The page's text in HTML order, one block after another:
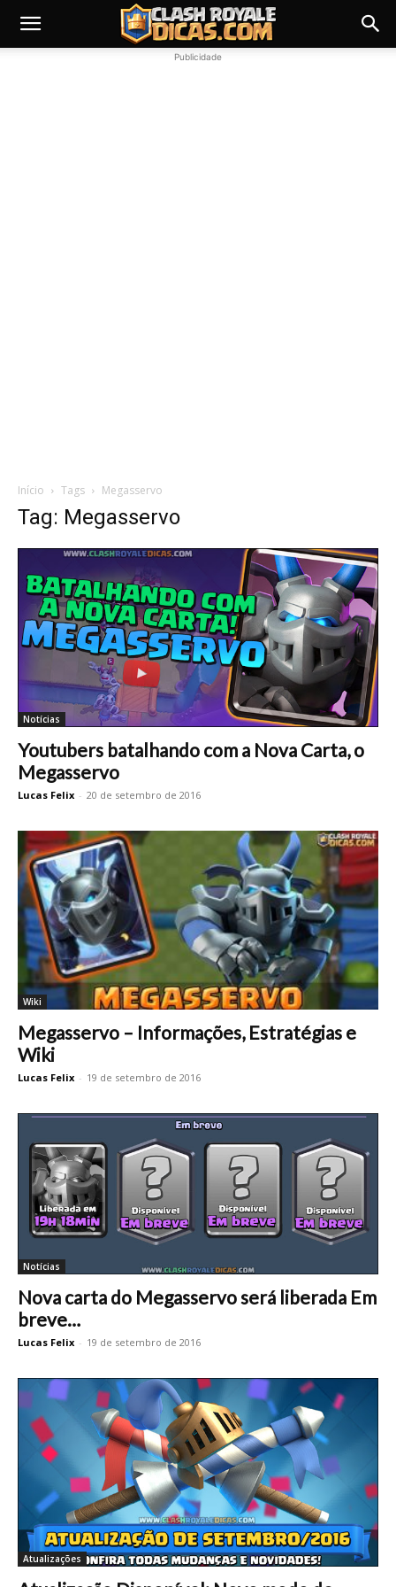
Publicidade
Início Tags Megasservo
Tag: Megasservo
Notícias
Youtubers batalhando com a Nova Carta, o
Megasservo
Lucas Felix - 20 de setembro de 2016
Wiki
Megasservo – Informações, Estratégias e
Wiki
Lucas Felix - 19 de setembro de 2016
Notícias
Nova carta do Megasservo será liberada Em
breve…
Lucas Felix - 19 de setembro de 2016
Atualizações